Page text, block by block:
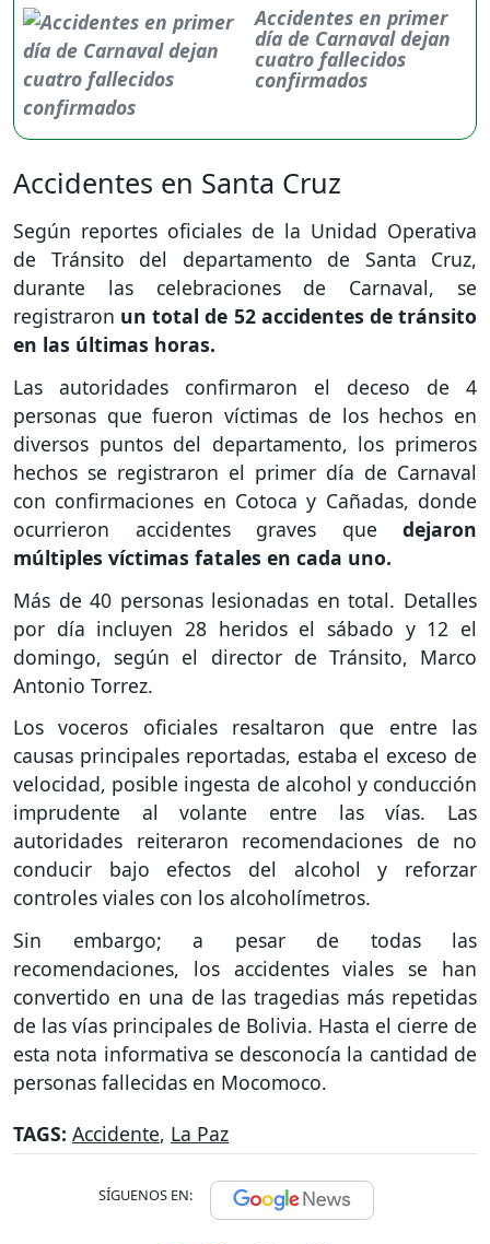
Accidentes en primer
día de Carnaval dejan
cuatro fallecidos
confirmados
Accidentes en Santa Cruz
Según reportes oficiales de la Unidad Operativa
de Tránsito del departamento de Santa Cruz,
durante las celebraciones de Carnaval, se
registraron un total de 52 accidentes de tránsito
en las últimas horas.
Las autoridades confirmaron el deceso de 4
personas que fueron víctimas de los hechos en
diversos puntos del departamento, los primeros
hechos se registraron el primer día de Carnaval
con confirmaciones en Cotoca y Cañadas, donde
ocurrieron accidentes graves que dejaron
múltiples víctimas fatales en cada uno.
Más de 40 personas lesionadas en total. Detalles
por día incluyen 28 heridos el sábado y 12 el
domingo, según el director de Tránsito, Marco
Antonio Torrez.
Los voceros oficiales resaltaron que entre las
causas principales reportadas, estaba el exceso de
velocidad, posible ingesta de alcohol y conducción
imprudente al volante entre las vías. Las
autoridades reiteraron recomendaciones de no
conducir bajo efectos del alcohol y reforzar
controles viales con los alcoholímetros.
Sin embargo; a pesar de todas las
recomendaciones, los accidentes viales se han
convertido en una de las tragedias más repetidas
de las vías principales de Bolivia. Hasta el cierre de
esta nota informativa se desconocía la cantidad de
personas fallecidas en Mocomoco.
TAGS: Accidente, La Paz
SÍGUENOS EN: